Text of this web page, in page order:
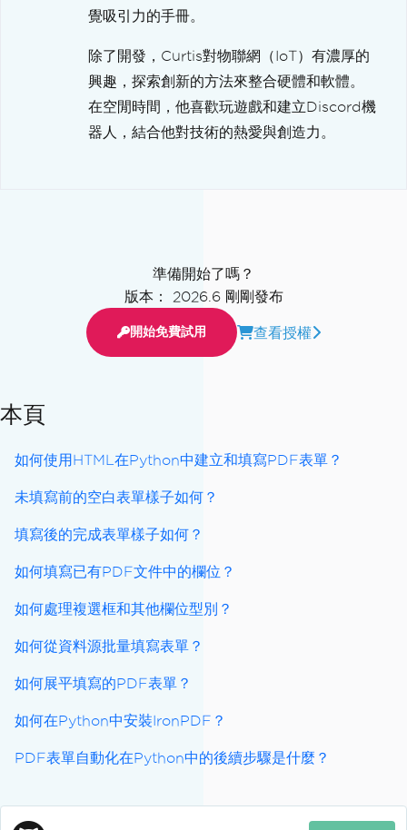
覺吸引力的手冊。
除了開發，Curtis對物聯網（IoT）有濃厚的
興趣，探索創新的方法來整合硬體和軟體。
在空閒時間，他喜歡玩遊戲和建立Discord機
器人，結合他對技術的熱愛與創造力。
準備開始了嗎？
版本： 2026.6 剛剛發布
開始免費試用 查看授權
本頁
如何使用HTML在Python中建立和填寫PDF表單？
未填寫前的空白表單樣子如何？
填寫後的完成表單樣子如何？
如何填寫已有PDF文件中的欄位？
如何處理複選框和其他欄位型別？
如何從資料源批量填寫表單？
如何展平填寫的PDF表單？
如何在Python中安裝IronPDF？
PDF表單自動化在Python中的後續步驟是什麼？